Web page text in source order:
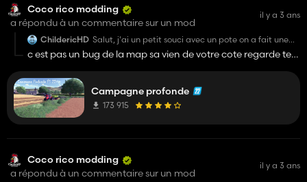
Coco rico modding
a répondu à un commentaire sur un mod
il y a 3 ans
ChildericHD Salut, j'ai un petit souci avec un pote on a fait une
partie et on a semé des carottes et après avoir
passer plusieurs fois la nuit elles ne poussent pas
c est pas un bug de la map sa vien de votre cote regarde tes
Campagne profonde
173 915
Coco rico modding
a répondu à un commentaire sur un mod
il y a 3 ans